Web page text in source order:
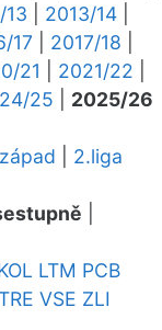
13 2013/14
17 2017/18
21 2021/22
25
2025/26
2.liga
LTM PCB
VSE ZLI